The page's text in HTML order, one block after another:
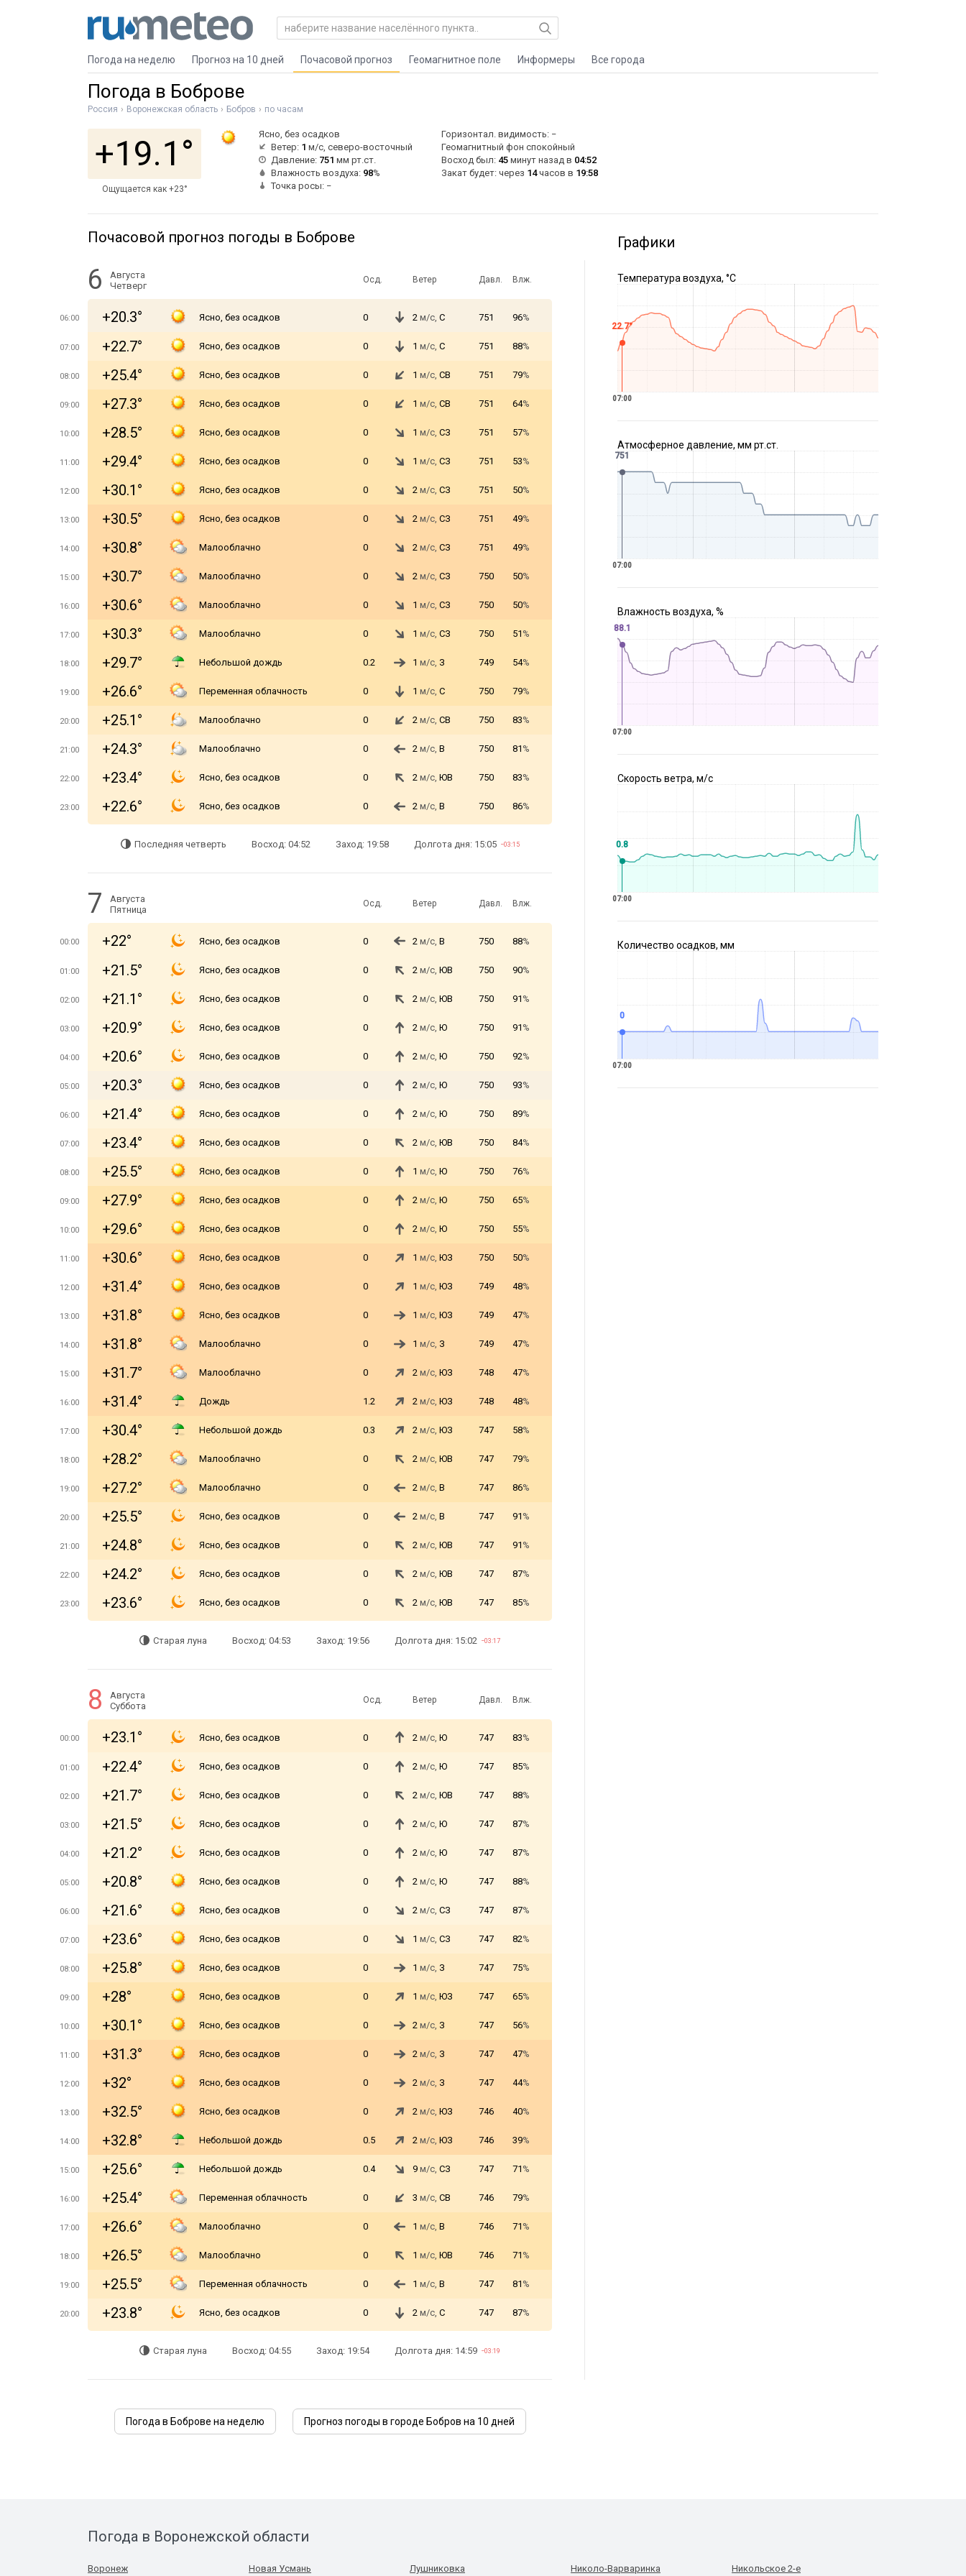
Погода на неделю Прогноз на 10 дней Почасовой прогноз Геомагнитное поле Информеры Все города
Погода в Боброве
Россия Воронежская область Бобров по часам
+19.1°
Ощущается как +23°
Ясно, без осадков
Ветер: 1 м/с, северо-восточный
Давление: 751 мм рт.ст.
Влажность воздуха: 98%
Точка росы: −
Горизонтал. видимость: −
Геомагнитный фон спокойный
Восход был: 45 минут назад в 04:52
Закат будет: через 14часов в 19:58
Почасовой прогноз погоды в Боброве
6
Августа
Четверг
Осд. Ветер Давл. Влж.
06:00 +20.3° Ясно, без осадков 0 2 м/с, С 751 96%
07:00 +22.7° Ясно, без осадков 0 1 м/с, С 751 88%
08:00 +25.4° Ясно, без осадков 0 1 м/с, СВ 751 79%
09:00 +27.3° Ясно, без осадков 0 1 м/с, СВ 751 64%
10:00 +28.5° Ясно, без осадков 0 1 м/с, СЗ 751 57%
11:00 +29.4° Ясно, без осадков 0 1 м/с, СЗ 751 53%
12:00 +30.1° Ясно, без осадков 0 2 м/с, СЗ 751 50%
13:00 +30.5° Ясно, без осадков 0 2 м/с, СЗ 751 49%
14:00 +30.8° Малооблачно 0 2 м/с, СЗ 751 49%
15:00 +30.7° Малооблачно 0 2 м/с, СЗ 750 50%
16:00 +30.6° Малооблачно 0 1 м/с, СЗ 750 50%
17:00 +30.3° Малооблачно 0 1 м/с, СЗ 750 51 %
18:00 +29.7° Небольшой дождь 0.2 1 м/с, З 749 54%
19:00 +26.6° Переменная облачность 0 1 м/с, С 750 79%
20:00 +25.1° Малооблачно 0 2 м/с, СВ 750 83%
21:00 +24.3° Малооблачно 0 2 м/с, В 750 81 %
22:00 +23.4° Ясно, без осадков 0 2 м/с, ЮВ 750 83%
23:00 +22.6° Ясно, без осадков 0 2 м/с, В 750 86%
Последняя четверть Восход: 04:52 Заход: 19:58 Долгота дня: 15:05 −03:15
7
Августа
Пятница
Осд. Ветер Давл. Влж.
00:00 +22° Ясно, без осадков 0 2 м/с, В 750 88%
01:00 +21.5° Ясно, без осадков 0 2 м/с, ЮВ 750 90%
02:00 +21.1° Ясно, без осадков 0 2 м/с, ЮВ 750 91 %
03:00 +20.9° Ясно, без осадков 0 2 м/с, Ю 750 91 %
04:00 +20.6° Ясно, без осадков 0 2 м/с, Ю 750 92%
05:00 +20.3° Ясно, без осадков 0 2 м/с, Ю 750 93%
06:00 +21.4° Ясно, без осадков 0 2 м/с, Ю 750 89%
07:00 +23.4° Ясно, без осадков 0 2 м/с, ЮВ 750 84%
08:00 +25.5° Ясно, без осадков 0 1 м/с, Ю 750 76%
09:00 +27.9° Ясно, без осадков 0 2 м/с, Ю 750 65%
10:00 +29.6° Ясно, без осадков 0 2 м/с, Ю 750 55%
11:00 +30.6° Ясно, без осадков 0 1 м/с, ЮЗ 750 50%
12:00 +31.4° Ясно, без осадков 0 1 м/с, ЮЗ 749 48%
13:00 +31.8° Ясно, без осадков 0 1 м/с, ЮЗ 749 47%
14:00 +31.8° Малооблачно 0 1 м/с, З 749 47%
15:00 +31.7° Малооблачно 0 2 м/с, ЮЗ 748 47%
16:00 +31.4° Дождь 1.2 2 м/с, ЮЗ 748 48%
17:00 +30.4° Небольшой дождь 0.3 2 м/с, ЮЗ 747 58%
18:00 +28.2° Малооблачно 0 2 м/с, ЮВ 747 79%
19:00 +27.2° Малооблачно 0 2 м/с, В 747 86%
20:00 +25.5° Ясно, без осадков 0 2 м/с, В 747 91 %
21:00 +24.8° Ясно, без осадков 0 2 м/с, ЮВ 747 91 %
22:00 +24.2° Ясно, без осадков 0 2 м/с, ЮВ 747 87%
23:00 +23.6° Ясно, без осадков 0 2 м/с, ЮВ 747 85%
Старая луна Восход: 04:53 Заход: 19:56 Долгота дня: 15:02 −03:17
8
Августа
Суббота
Осд. Ветер Давл. Влж.
00:00 +23.1° Ясно, без осадков 0 2 м/с, Ю 747 83%
01:00 +22.4° Ясно, без осадков 0 2 м/с, Ю 747 85%
02:00 +21.7° Ясно, без осадков 0 2 м/с, ЮВ 747 88%
03:00 +21.5° Ясно, без осадков 0 2 м/с, Ю 747 87%
04:00 +21.2° Ясно, без осадков 0 2 м/с, Ю 747 87%
05:00 +20.8° Ясно, без осадков 0 2 м/с, Ю 747 88%
06:00 +21.6° Ясно, без осадков 0 2 м/с, СЗ 747 87%
07:00 +23.6° Ясно, без осадков 0 1 м/с, СЗ 747 82%
08:00 +25.8° Ясно, без осадков 0 1 м/с, З 747 75%
09:00 +28° Ясно, без осадков 0 1 м/с, ЮЗ 747 65%
10:00 +30.1° Ясно, без осадков 0 2 м/с, З 747 56%
11:00 +31.3° Ясно, без осадков 0 2 м/с, З 747 47%
12:00 +32° Ясно, без осадков 0 2 м/с, З 747 44%
13:00 +32.5° Ясно, без осадков 0 2 м/с, ЮЗ 746 40%
14:00 +32.8° Небольшой дождь 0.5 2 м/с, ЮЗ 746 39%
15:00 +25.6° Небольшой дождь 0.4 9 м/с, СЗ 747 71 %
16:00 +25.4° Переменная облачность 0 3 м/с, СВ 746 79%
17:00 +26.6° Малооблачно 0 1 м/с, В 746 71 %
18:00 +26.5° Малооблачно 0 1 м/с, ЮВ 746 71 %
19:00 +25.5° Переменная облачность 0 1 м/с, В 747 81 %
20:00 +23.8° Ясно, без осадков 0 2 м/с, С 747 87%
Старая луна Восход: 04:55 Заход: 19:54 Долгота дня: 14:59 −03:19
Погода в Боброве на неделю Прогноз погоды в городе Бобров на 10 дней
Графики
Температура воздуха, °C
22.7°
07:00
Атмосферное давление, мм рт.ст.
751
07:00
Влажность воздуха, %
88.1
07:00
Скорость ветра, м/с
0.8
07:00
Количество осадков, мм
0
07:00
Погода в Воронежской области
Воронеж Новая Усмань Лушниковка Николо-Варваринка Никольское 2-е